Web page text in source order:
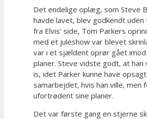
Det endelige oplæg, som Steve
havde lavet, blev godkendt uden
fra Elvis’ side, Tom Parkers
med et juleshow var blevet
var i et sjældent oprør gået imod
planer. Steve vidste godt, at han
is, idet Parker kunne have opsagt
samarbejdet, hvis han ville, men
ufortrødent sine planer.
Det var første gang en stjerne